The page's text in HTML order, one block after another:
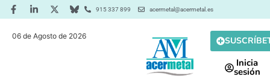
915 337 899 acermetal@acermetal.es
06 de Agosto de 2026
Inicia
sesión